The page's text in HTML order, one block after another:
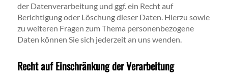
der Datenverarbeitung und ggf. ein Recht auf
Berichtigung oder Löschung dieser Daten. Hierzu sowie
zu weiteren Fragen zum Thema personenbezogene
Daten können Sie sich jederzeit an uns wenden.
Recht auf Einschränkung der Verarbeitung